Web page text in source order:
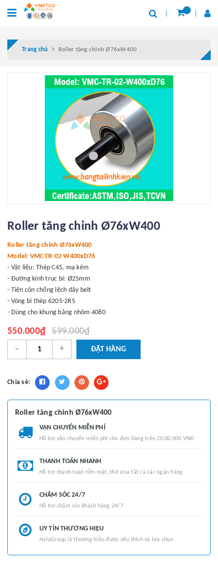
Trang chủ Roller tăng chỉnh Ø76xW400
Roller tăng chỉnh Ø76xW400
Roller tăng chỉnh Ø76xW400
Model: VMC-TR-02-W400xD76
- Vật liệu: Thép C45, mạ kẽm
- Đường kính trục bi: Ø25mm
- Tiện côn chống lệch dây belt
- Vòng bi thép 6205-2RS
- Dùng cho khung băng nhôm 4080
550.000₫ 599.000₫
- + ĐẶT HÀNG
Chia sẻ:
Roller tăng chỉnh Ø76xW400
VẬN CHUYỂN MIỄN PHÍ
Hỗ trợ vận chuyển miễn phí cho đơn hàng trên 20.00.000 VNĐ
THANH TOÁN NHANH
Hỗ trợ thanh toán tiền mặt, thẻ visa tất cả các ngân hàng
CHĂM SÓC 24/7
Hỗ trợ chăm sóc khách hàng 24/7
UY TÍN THƯƠNG HIỆU
HaluGroup là thương hiệu được yêu thích và lựa chọn